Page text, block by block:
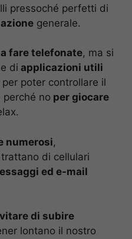
pressoché perfetti di
generale.
a fare telefonate, ma si
di applicazioni utili
per poter controllare il
no per giocare
numerosi,
di cellulari
ed e-mail
di subire
lontano il nostro